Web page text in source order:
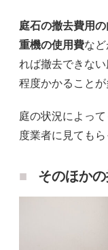
庭石の撤去費用
重機の使用費な
れば撤去できな
程度かかることが
庭の状況によっ
度業者に見ても
そのほか